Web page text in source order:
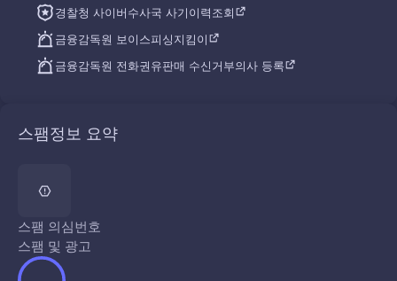
경찰청 사이버수사국 사기이력조회
금융감독원 보이스피싱지킴이
금융감독원 전화권유판매 수신거부의사 등록
스팸정보 요약
스팸 의심번호
스팸 및 광고